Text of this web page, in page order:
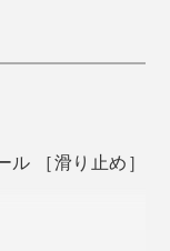
信じてしまいそ
も、ていねいな
［滑り止め］